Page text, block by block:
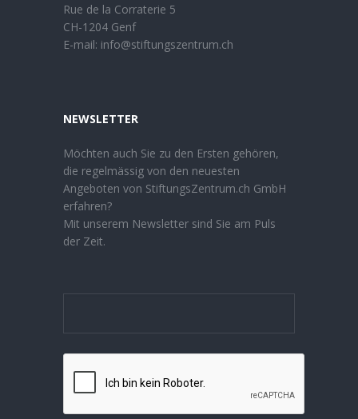
Rue de la Corraterie 5
CH-1204 Genf
E-mail: info@stiftungszentrum.ch
NEWSLETTER
Möchten auch Sie zu den Ersten gehören,
die regelmässig von den neuesten
Angeboten von StiftungsZentrum.ch GmbH
erfahren?
Mit unserem Newsletter sind Sie am Puls
der Zeit.